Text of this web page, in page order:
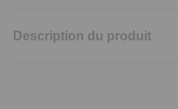
Description du produit